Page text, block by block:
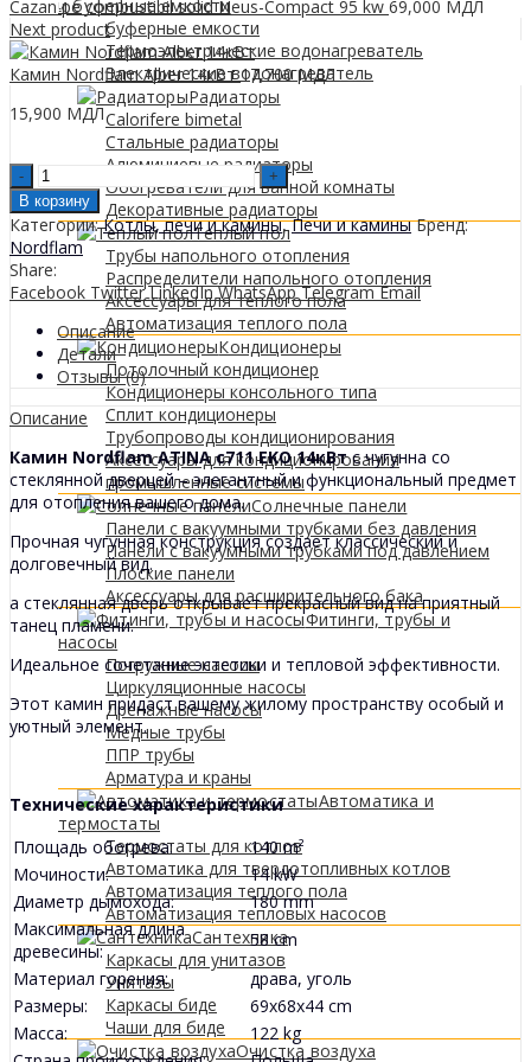
и буферные емкости
буферные емкости
Термоэлектрические водонагреватель
Электрические водонагреватель
Радиаторы
Calorifere bimetal
Стальные радиаторы
Алюминиевые радиаторы
Обогреватели для ванной комнаты
Декоративные радиаторы
Tеплый пол
Трубы напольного отопления
Распределители напольного отопления
Аксессуары для теплого пола
Автоматизация теплого пола
Кондиционеры
Потолочный кондиционер
Кондиционеры консольного типа
Сплит кондиционеры
Трубопроводы кондиционирования
Аксессуары для кондиционирования
промышленные системы
Солнечные панели
Панели с вакуумными трубками без давления
Панели с вакуумными трубками под давлением
Плоские панели
Аксессуары для расширительного бака
Фитинги, трубы и
насосы
Погружные насосы
Циркуляционные насосы
Дренажные насосы
Медные трубы
ППР трубы
Арматура и краны
Автоматика и
термостаты
Термостаты для котлов
Автоматика для твердотопливных котлов
Автоматизация теплого пола
Автоматизация тепловых насосов
Сантехника
Каркасы для унитазов
Унитазы
Каркасы биде
Чаши для биде
Очистка воздуха
Cazan pe combustibil solid Neus-Compact 95 kw 69,000 МДЛ
Next product
Камин Nordflam Alber 14кВт17,700МДЛ
15,900 МДЛ
Semineu
Nordflam
ATINA
c711
EKO
14kw
quantity
В корзину
Категории:Котлы, печи и камины,Печи и камины Бренд:
Nordflam
Share:
Facebook Twitter LinkedIn WhatsApp Telegram Email
Описание
Детали
Отзывы (0)
Описание
Камин Nordflam ATINA c711 EKO 14кВтc чугунна со
стеклянной дверцей – элегантный и функциональный предмет
для отопления вашего дома.
Прочная чугунная конструкция создает классический и
долговечный вид.
а стеклянная дверь открывает прекрасный вид на приятный
танец пламени.
Идеальное сочетание эстетики и тепловой эффективности.
Этот камин придаст вашему жилому пространству особый и
уютный элемент.
Технические характеристики
Площадь обогрева:
140 m²
Мочиности:
14 kW
Диаметр дымохода:
180 mm
Максимальная длина
древесины:
58 cm
Материал горения:
драва, уголь
Размеры:
69x68x44 cm
Масса:
122 kg